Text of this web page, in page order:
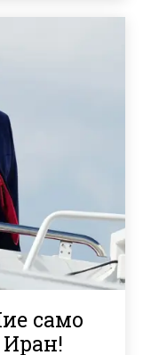
само
Иран!